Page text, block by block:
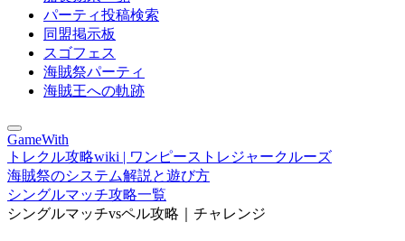
パーティ投稿検索
同盟掲示板
スゴフェス
海賊祭パーティ
海賊王への軌跡
GameWith
トレクル攻略wiki | ワンピーストレジャークルーズ
海賊祭のシステム解説と遊び方
シングルマッチ攻略一覧
シングルマッチvsペル攻略｜チャレンジ